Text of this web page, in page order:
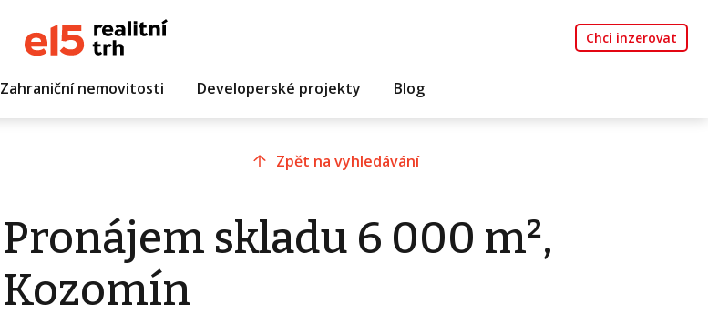
Chci inzerovat
Zahraniční nemovitosti Developerské projekty Blog
Zpět na vyhledávání
Pronájem skladu 6 000 m²,
Kozomín